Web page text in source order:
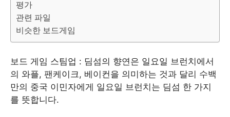
평가
관련 파일
비슷한 보드게임
보드 게임 스팀업 : 딤섬의 향연은 일요일 브런치에서
의 와플, 팬케이크, 베이컨을 의미하는 것과 달리 수백
만의 중국 이민자에게 일요일 브런치는 딤섬 한 가지
를 뜻합니다.